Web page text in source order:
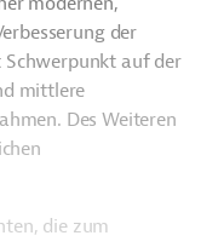
der
auf der
mittlere
Des Weiteren
die zum